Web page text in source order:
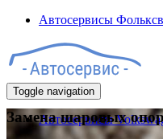
Автосервисы
Toggle navigation
Автосервисы
Замена шаровых